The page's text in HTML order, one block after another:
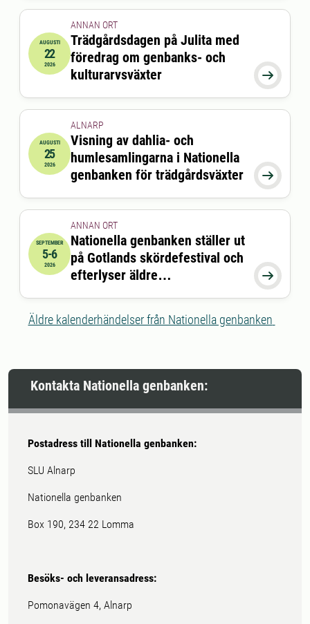
2026-08-22 10:00:00till2026-08-22 16:00:00
AUGUSTI
22
2026

ANNAN ORT
Trädgårdsdagen på Julita med
föredrag om genbanks- och
kulturarvsväxter
2026-08-25 18:00:00till2026-08-25 19:30:00
AUGUSTI
25
2026

ALNARP
Visning av dahlia- och
humlesamlingarna i Nationella
genbanken för trädgårdsväxter
2026-09-05 10:00:00 till2026-09-06 16:00:00
SEPTEMBER
5-6
2026

ANNAN ORT
Nationella genbanken ställer ut
på Gotlands skördefestival och
efterlyser äldre
Äldre kalenderhändelser från Nationella genbanken
Kontakta Nationella genbanken:
Postadress till Nationella genbanken:
SLU Alnarp
Nationella genbanken
Box 190, 234 22 Lomma
Besöks- och leveransadress:
Pomonavägen 4, Alnarp